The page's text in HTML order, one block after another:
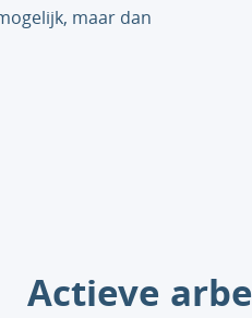
maar dan
Actieve